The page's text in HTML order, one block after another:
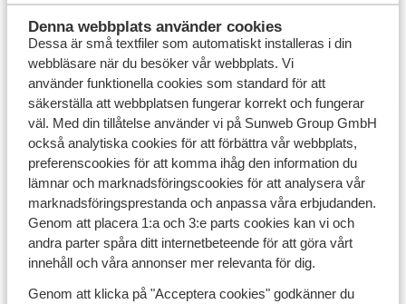
Denna webbplats använder cookies
Dessa är små textfiler som automatiskt installeras i din
webbläsare när du besöker vår webbplats. Vi
använder funktionella cookies som standard för att
säkerställa att webbplatsen fungerar korrekt och fungerar
väl. Med din tillåtelse använder vi på Sunweb Group GmbH
också analytiska cookies för att förbättra vår webbplats,
preferenscookies för att komma ihåg den information du
lämnar och marknadsföringscookies för att analysera vår
marknadsföringsprestanda och anpassa våra erbjudanden.
Genom att placera 1:a och 3:e parts cookies kan vi och
andra parter spåra ditt internetbeteende för att göra vårt
innehåll och våra annonser mer relevanta för dig.
Genom att klicka på "Acceptera cookies" godkänner du
Kusadasi
Alanya
Antalya
Hitta din sista minuten-resa